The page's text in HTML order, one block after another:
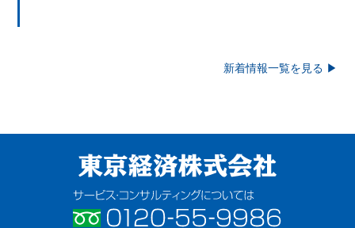
新着情報一覧を見る ▶